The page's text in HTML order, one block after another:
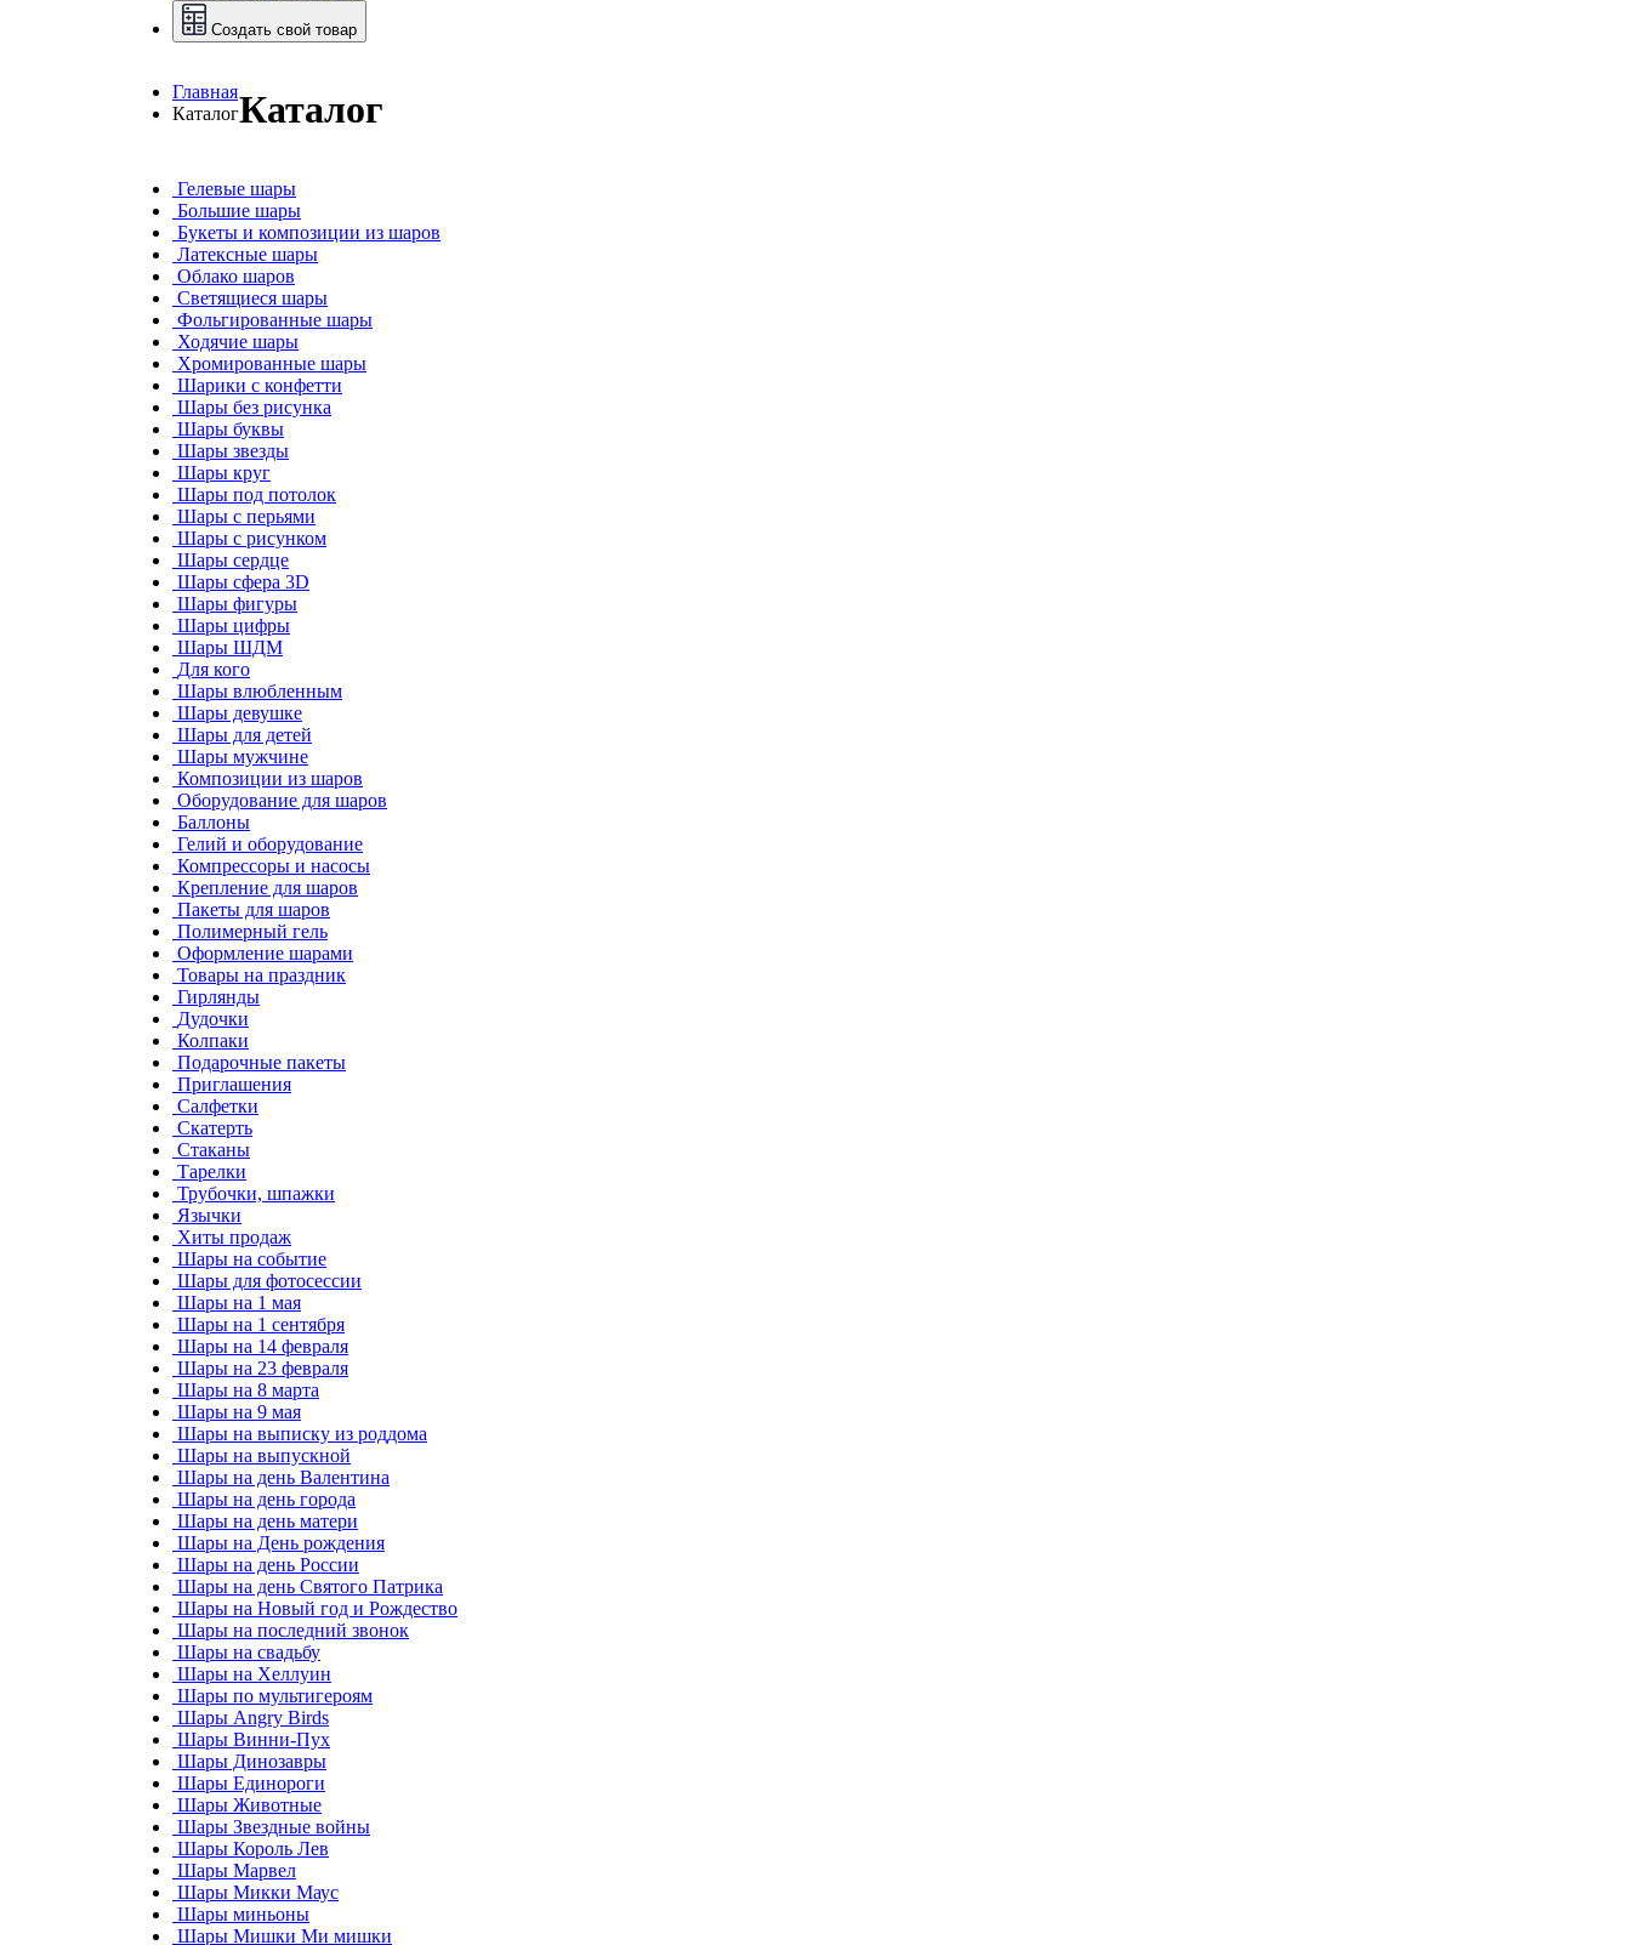
Создать свой товар
Главная
КаталогКаталог
Гелевые шары
Большие шары
Букеты и композиции из шаров
Латексные шары
Облако шаров
Светящиеся шары
Фольгированные шары
Ходячие шары
Хромированные шары
Шарики с конфетти
Шары без рисунка
Шары буквы
Шары звезды
Шары круг
Шары под потолок
Шары с перьями
Шары с рисунком
Шары сердце
Шары сфера 3D
Шары фигуры
Шары цифры
Шары ШДМ
Для кого
Шары влюбленным
Шары девушке
Шары для детей
Шары мужчине
Композиции из шаров
Оборудование для шаров
Баллоны
Гелий и оборудование
Компрессоры и насосы
Крепление для шаров
Пакеты для шаров
Полимерный гель
Оформление шарами
Товары на праздник
Гирлянды
Дудочки
Колпаки
Подарочные пакеты
Приглашения
Салфетки
Скатерть
Стаканы
Тарелки
Трубочки, шпажки
Язычки
Хиты продаж
Шары на событие
Шары для фотосессии
Шары на 1 мая
Шары на 1 сентября
Шары на 14 февраля
Шары на 23 февраля
Шары на 8 марта
Шары на 9 мая
Шары на выписку из роддома
Шары на выпускной
Шары на день Валентина
Шары на день города
Шары на день матери
Шары на День рождения
Шары на день России
Шары на день Святого Патрика
Шары на Новый год и Рождество
Шары на последний звонок
Шары на свадьбу
Шары на Хеллуин
Шары по мультигероям
Шары Angry Birds
Шары Винни-Пух
Шары Динозавры
Шары Единороги
Шары Животные
Шары Звездные войны
Шары Король Лев
Шары Марвел
Шары Микки Маус
Шары миньоны
Шары Мишки Ми мишки